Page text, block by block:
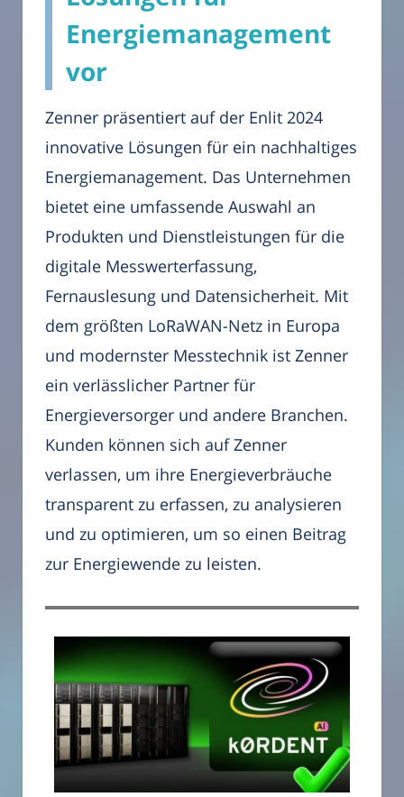
Energiemanagement
vor
Zenner präsentiert auf der Enlit 2024
innovative Lösungen für ein nachhaltiges
Energiemanagement. Das Unternehmen
bietet eine umfassende Auswahl an
Produkten und Dienstleistungen für die
digitale Messwerterfassung,
Fernauslesung und Datensicherheit. Mit
dem größten LoRaWAN-Netz in Europa
und modernster Messtechnik ist Zenner
ein verlässlicher Partner für
Energieversorger und andere Branchen.
Kunden können sich auf Zenner
verlassen, um ihre Energieverbräuche
transparent zu erfassen, zu analysieren
und zu optimieren, um so einen Beitrag
zur Energiewende zu leisten.